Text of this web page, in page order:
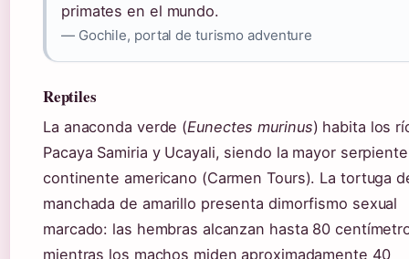
primates en el mundo.
— Gochile, portal de turismo adventure
Reptiles
La anaconda verde (Eunectes murinus) habita los
Pacaya Samiria y Ucayali, siendo la mayor
continente americano (Carmen Tours). La tortuga
manchada de amarillo presenta dimorfismo sexual
marcado: las hembras alcanzan hasta 80
mientras los machos miden aproximadamente 40